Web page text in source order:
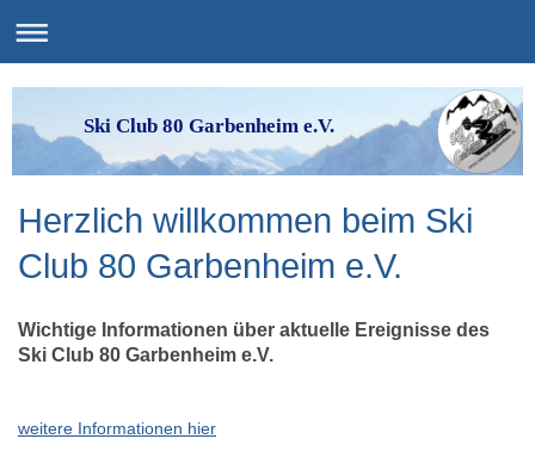
Ski Club 80 Garbenheim e.V.
Herzlich willkommen beim Ski
Club 80 Garbenheim e.V.
Wichtige Informationen über aktuelle Ereignisse des
Ski Club 80 Garbenheim e.V.
weitere Informationen hier